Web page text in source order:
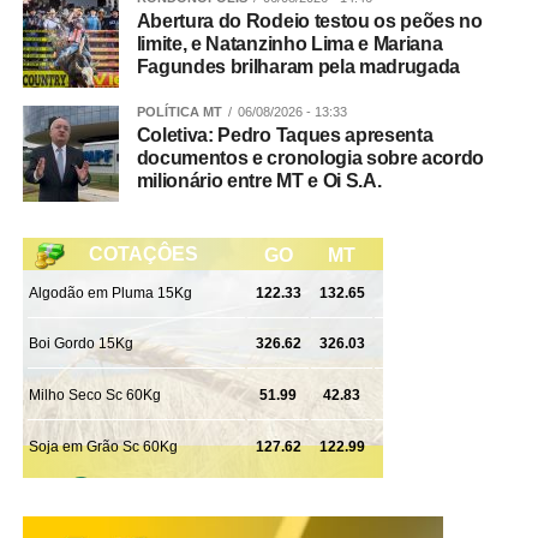
Resíduos industriais não são recolhidos de forma alguma
e devem ter uma destinação específica.
Confira aqui como funciona cada coleta:
Tá confundindo as coletas? Estas informações aqui
meses, de acordo com calendário específico, são
retirados itens como eletrodomésticos velhos e
inservíveis e os resíduos sólidos provenientes da limpeza
de jardim.
Coleta Seletiva:É a coleta do que não é lixo e pode ter
Abertura do Rodeio testou os peões no
limite, e Natanzinho Lima e Mariana
Fagundes brilharam pela madrugada
POLÍTICA MT 06/08/2026 - 13:33
Coletiva: Pedro Taques apresenta
documentos e cronologia sobre acordo
milionário entre MT e Oi S.A.